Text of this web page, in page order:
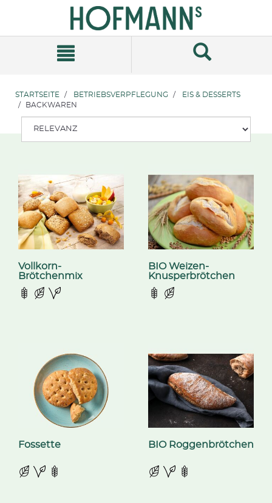
Navigationsmenü
STARTSEITE BETRIEBSVERPFLEGUNG
EIS & DESSERTS
BACKWAREN
Vollkorn-
Brötchenmix
BIO Weizen-
Knusperbrötchen
Fossette BIO Roggenbrötchen